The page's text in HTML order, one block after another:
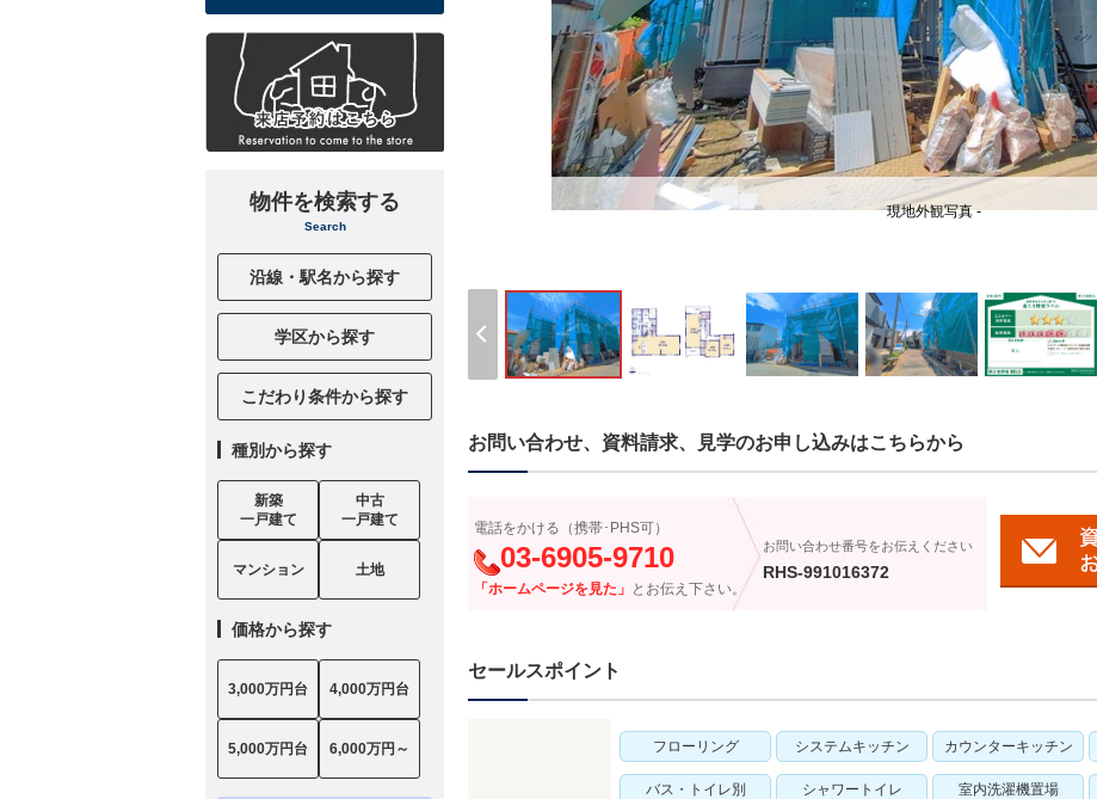
現地外観写真 -
お問い合わせ、資料請求、見学のお申し込みはこちらから
電話をかける（携帯･PHS可）
03-6905-9710
「ホームページを見た」 とお伝え下さい。
お問い合わせ番号をお伝えください
RHS-991016372
セールスポイント
フローリング システムキッチン カウンターキッチン
バス・トイレ別 シャワートイレ 室内洗濯機置場
物件を検索する
Search
沿線・駅名から探す
学区から探す
こだわり条件から探す
種別から探す
新築
一戸建て
中古
一戸建て
マンション 土地
価格から探す
3,000万円台 4,000万円台
5,000万円台 6,000万円～